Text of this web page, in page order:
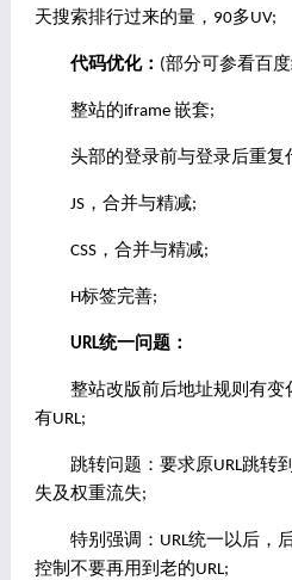
天搜索排行过来的量，90多UV;
代码优化： (部分可参看百
整站的iframe 嵌套;
头部的登录前与登录后重复
JS，合并与精减;
CSS，合并与精减;
H标签完善;
URL统一问题：
整站改版前后地址规则有变
有URL;
跳转问题：要求原URL跳转到
失及权重流失;
特别强调：URL统一以后，
控制不要再用到老的URL;